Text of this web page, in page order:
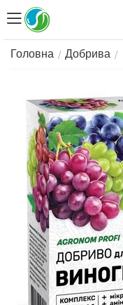
Головна / Добрива /